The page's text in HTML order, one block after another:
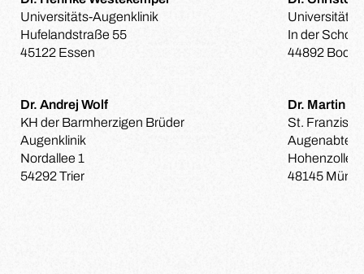
Universitäts-Augenklinik
Hufelandstraße 55
45122 Essen
Universitäts-
In der
44892
Dr. Andrej Wolf
KH der Barmherzigen Brüder
Augenklinik
Nordallee 1
54292 Trier
Dr. Martin
St.
48145